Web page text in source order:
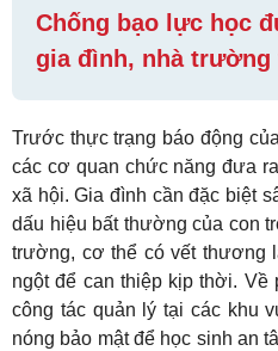
Chống bạo lực học
gia đình, nhà trường
Trước thực trạng báo động
các cơ quan chức năng đưa
xã hội. Gia đình cần đặc biệt
dấu hiệu bất thường của con
trường, cơ thể có vết thương
ngột để can thiệp kịp thời.
công tác quản lý tại các khu
nóng bảo mật để học sinh an